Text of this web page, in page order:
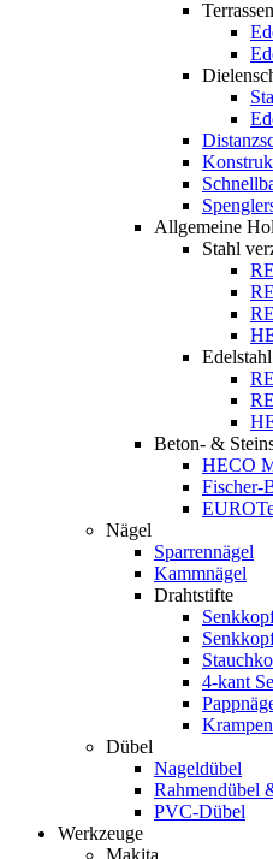
Allgemeine
Stahl
Edelstahl
Beton- &
HECO
Fischer-
Nägel
Sparrennägel
Kammnägel
Drahtstifte
4-kant
Krampen
Dübel
Nageldübel
Rahmendübel
PVC-Dübel
Werkzeuge
Makita